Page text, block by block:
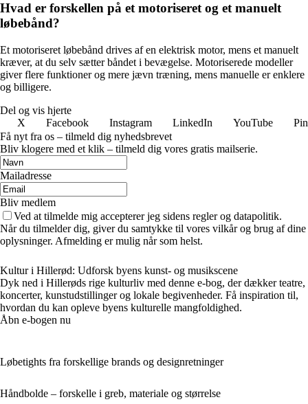
Hvad er forskellen på et motoriseret og et manuelt
løbebånd?
Et motoriseret løbebånd drives af en elektrisk motor, mens et manuelt
kræver, at du selv sætter båndet i bevægelse. Motoriserede modeller
giver flere funktioner og mere jævn træning, mens manuelle er enklere
og billigere.
Del og vis hjerte
X
Facebook Instagram LinkedIn YouTube
Få nyt fra os – tilmeld dig nyhedsbrevet
Bliv klogere med et klik – tilmeld dig vores gratis mailserie.
Mailadresse
Bliv medlem
Ved at tilmelde mig accepterer jeg sidens regler og datapolitik.
Når du tilmelder dig, giver du samtykke til vores vilkår og brug af dine
oplysninger. Afmelding er mulig når som helst.
Kultur i Hillerød: Udforsk byens kunst- og musikscene
Dyk ned i Hillerøds rige kulturliv med denne e-bog, der dækker teatre,
koncerter, kunstudstillinger og lokale begivenheder. Få inspiration til,
hvordan du kan opleve byens kulturelle mangfoldighed.
Åbn e-bogen nu
Løbetights fra forskellige brands og designretninger
Håndbolde – forskelle i greb, materiale og størrelse